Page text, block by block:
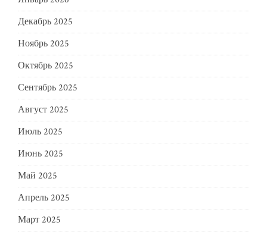
Декабрь 2025
Ноябрь 2025
Октябрь 2025
Сентябрь 2025
Август 2025
Июль 2025
Июнь 2025
Май 2025
Апрель 2025
Март 2025